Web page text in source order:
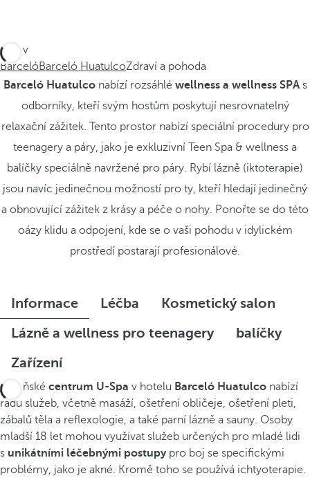
Jste v
BarcelóBarceló HuatulcoZdraví a pohoda
Barceló Huatulconabízí rozsáhlé wellness a wellness SPAs
odborníky, kteří svým hostům poskytují nesrovnatelný
relaxační zážitek. Tento prostor nabízí speciální procedury pro
teenagery a páry, jako je exkluzivní Teen Spa & wellness a
balíčky speciálně navržené pro páry. Rybí lázně (iktoterapie)
jsou navíc jedinečnou možností pro ty, kteří hledají jedinečný
a obnovující zážitek z krásy a péče o nohy. Ponořte se do této
oázy klidu a odpojení, kde se o vaši pohodu v idylickém
prostředí postarají profesionálové.
Informace Léčba
Kosmetický salon
Lázně a wellness pro teenagery
balíčky
Zařízení
Lázeňské centrum U-Spa v hotelu Barceló Huatulco nabízí
řadu služeb, včetně masáží, ošetření obličeje, ošetření pleti,
zábalů těla a reflexologie, a také parní lázně a sauny. Osoby
mladší 18 let mohou využívat služeb určených pro mladé lidi
s unikátními léčebnými postupypro boj se specifickými
problémy, jako je akné. Kromě toho se používá ichtyoterapie.